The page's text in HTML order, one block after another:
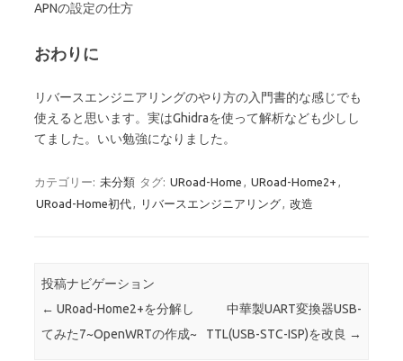
APNの設定の仕方
おわりに
リバースエンジニアリングのやり方の入門書的な感じでも
使えると思います。実はGhidraを使って解析なども少しし
てました。いい勉強になりました。
カテゴリー: 未分類 タグ: URoad-Home , URoad-Home2+ ,
URoad-Home初代, リバースエンジニアリング, 改造
投稿ナビゲーション
← URoad-Home2+を分解し
てみた7~OpenWRTの作成~
中華製UART変換器USB-
TTL(USB-STC-ISP)を改良 →